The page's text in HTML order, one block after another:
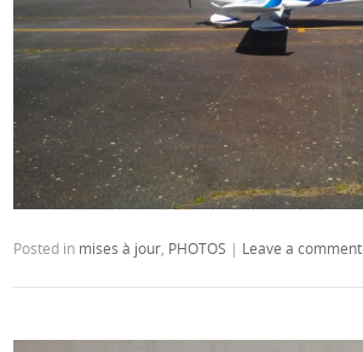
Posted in mises à jour PHOTOS | Leave a comment